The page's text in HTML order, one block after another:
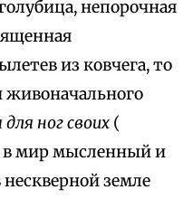
непорочная
из ковчега, то
живоначального
ног своих (
в мир мысленный и
земле